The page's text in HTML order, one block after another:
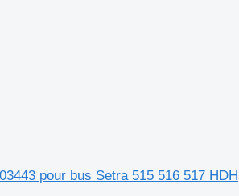
pour bus Setra 515 516 517 HDH